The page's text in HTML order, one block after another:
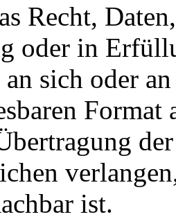
Recht,
oder in
sich oder
Format
ist.